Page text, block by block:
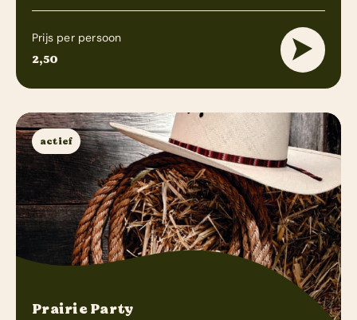
Prijs per persoon
2,50
actief
Prairie Party